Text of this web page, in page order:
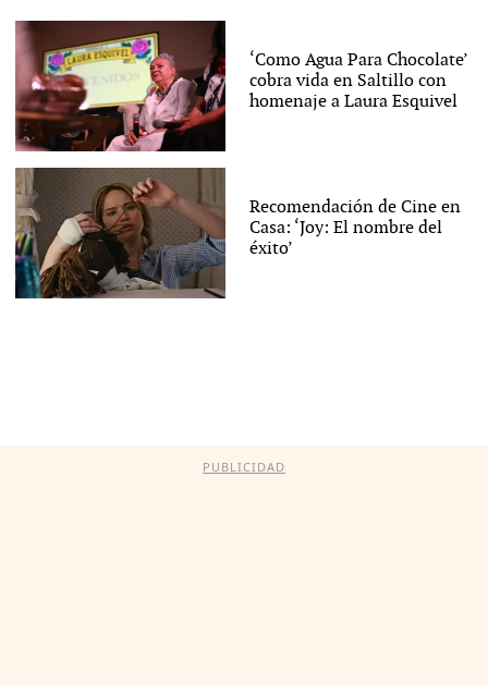
‘Como Agua Para Chocolate’
cobra vida en Saltillo con
homenaje a Laura Esquivel
Recomendación de Cine en
Casa: ‘Joy: El nombre del
éxito’
PUBLICIDAD